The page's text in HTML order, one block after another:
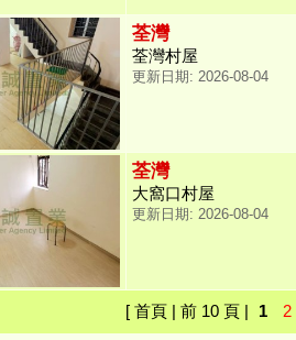
荃灣
荃灣村屋
更新日期: 2026-08-04
荃灣
大窩口村屋
更新日期: 2026-08-04
[ 首頁 | 前 10 頁 | 1 2